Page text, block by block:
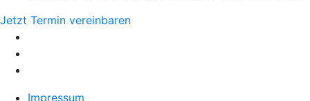
Jetzt Termin vereinbaren
Impressum